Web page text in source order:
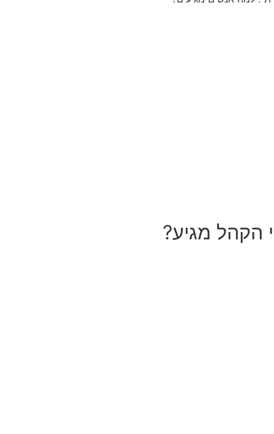
הקהל מגיע?